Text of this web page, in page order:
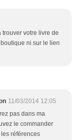
trouver votre livre de
ni sur le lien
11/03/2014 12:05
pas dans ma
le commander
références